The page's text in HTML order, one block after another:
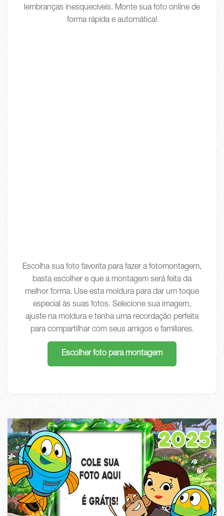
lembranças inesquecíveis. Monte sua foto online de
forma rápida e automática!
Escolha sua foto favorita para fazer a fotomontagem,
basta escolher e que a montagem será feita da
melhor forma. Use esta moldura para dar um toque
especial às suas fotos. Selecione sua imagem,
ajuste na moldura e tenha uma recordação perfeita
para compartilhar com seus amigos e familiares.
Escolher foto para montagem